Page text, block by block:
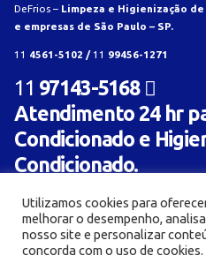
DeFrios – Limpeza e Higienização
e empresas de São Paulo – SP.
11 4561-5102 / 11 99456-1271
11 97143-5168
Atendimento 24 hr
Condicionado e
Condicionado.
Utilizamos cookies para
melhorar o desempenho,
nosso site e personalizar
concorda com o uso de cookies.